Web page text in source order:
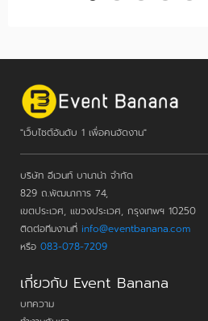
"เว็บไซต์อันดับ 1 เพื่อคนจัดงาน"
บริษัท อีเวนท์ บานาน่า จำกัด
829 ถ.พัฒนาการ 74,
เขตประเวศ, แขวงประเวศ, กรุงเทพฯ 10250
ติดต่อทีมงานที่ info@eventbanana.com
หรือ 083-078-7209
เกี่ยวกับ Event Banana
บทความ